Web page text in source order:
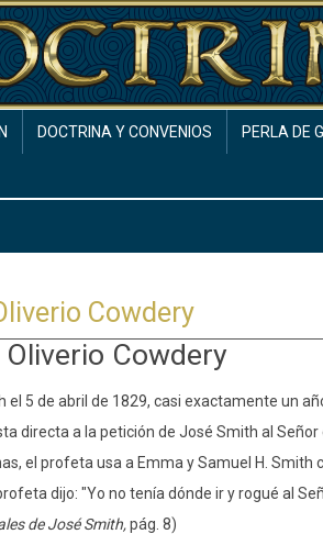
DOCTRINA Y CONVENIOS PERLA DE
Cowdery
Cowdery
5 de abril de 1829, casi exactamente un
directa a la petición de José Smith al
el profeta usa a Emma y Samuel H. Smith
dijo: "Yo no tenía dónde ir y rogué al
de José Smith,pág. 8)